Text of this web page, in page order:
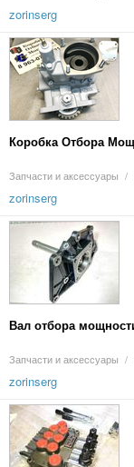
zorinserg
Коробка Отбора
Запчасти и аксессуары /
zorinserg
Вал отбора
Запчасти и аксессуары /
zorinserg